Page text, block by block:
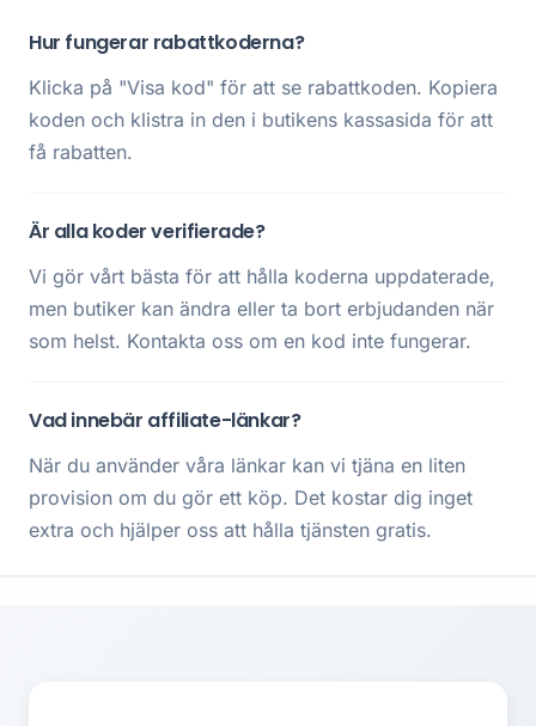
Hur fungerar rabattkoderna?
Klicka på "Visa kod" för att se rabattkoden. Kopiera
koden och klistra in den i butikens kassasida för att
få rabatten.
Är alla koder verifierade?
Vi gör vårt bästa för att hålla koderna uppdaterade,
men butiker kan ändra eller ta bort erbjudanden när
som helst. Kontakta oss om en kod inte fungerar.
Vad innebär affiliate-länkar?
När du använder våra länkar kan vi tjäna en liten
provision om du gör ett köp. Det kostar dig inget
extra och hjälper oss att hålla tjänsten gratis.